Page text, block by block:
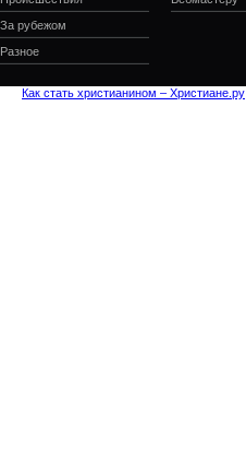
За рубежом
Разное
Как стать христианином – Христиане.ру